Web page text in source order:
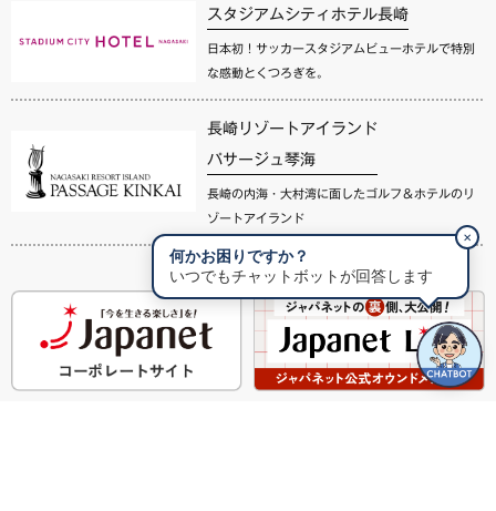
スタジアムシティホテル長崎
日本初！サッカースタジアムビューホテルで特別
な感動とくつろぎを。
長崎リゾートアイランド
パサージュ琴海
長崎の内海・大村湾に面したゴルフ＆ホテルのリ
ゾートアイランド
何かお困りですか？
いつでもチャットボットが回答します
✕